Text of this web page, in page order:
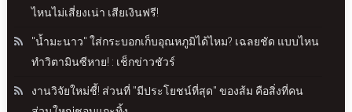
ไหนไม่เสี่ยงเน่า เสียเงินฟรี!
"น้ำมะนาว" ใส่กระบอกเก็บอุณหภูมิได้ไหม? เฉลยชัด แบบไหน
ทำวิตามินซีหาย! : เช็กข่าวชัวร์
งานวิจัยใหม่ชี้! ส่วนที่ "มีประโยชน์ที่สุด" ของส้ม คือสิ่งที่คน